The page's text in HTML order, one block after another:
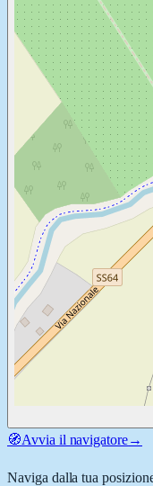
🧭Avvia il navigatore→
Naviga dalla tua